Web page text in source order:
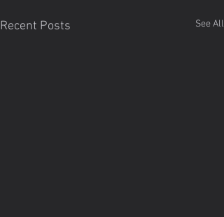
Recent Posts See All